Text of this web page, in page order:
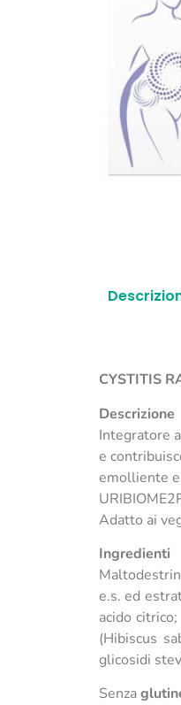
CYSTITIS
Descrizione
Integratore
e
emolliente
Adatto ai
Ingredienti
e.s. ed
acido
(Hibiscus
glicosidi
Senza